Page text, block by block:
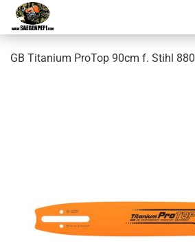
GB Titanium ProTop 90cm f. Stihl 880